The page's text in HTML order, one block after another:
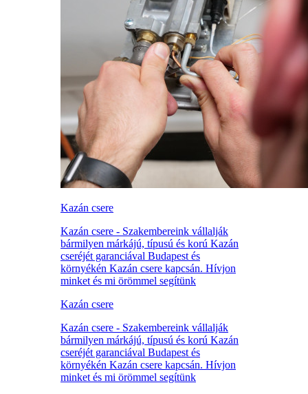
Kazán csere
Kazán csere - Szakembereink vállalják
bármilyen márkájú, típusú és korú Kazán
cseréjét garanciával Budapest és
környékén Kazán csere kapcsán. Hívjon
minket és mi örömmel segítünk
Kazán csere
Kazán csere - Szakembereink vállalják
bármilyen márkájú, típusú és korú Kazán
cseréjét garanciával Budapest és
környékén Kazán csere kapcsán. Hívjon
minket és mi örömmel segítünk